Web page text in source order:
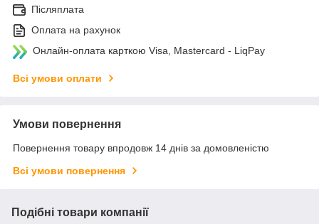
Післяплата
Оплата на рахунок
Онлайн-оплата карткою Visa, Mastercard - LiqPay
Всі умови оплати
Умови повернення
Повернення товару впродовж 14 днів за домовленістю
Всі умови повернення
Подібні товари компанії